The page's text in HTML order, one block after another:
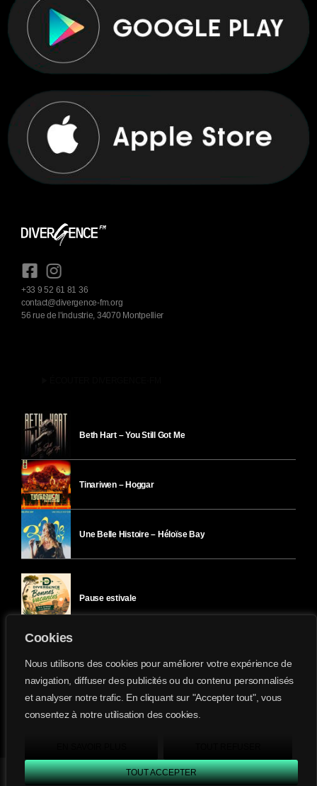
Cookies
Nous utilisons des cookies pour améliorer votre expérience de
navigation, diffuser des publicités ou du contenu personnalisés
et analyser notre trafic. En cliquant sur "Accepter tout", vous
consentez à notre utilisation des cookies.
TOUT ACCEPTER
play_arrow Divergence FM keyboard_arrow_right
+33 9 52 61 81 36
contact@divergence-fm.org
56 rue de l'industrie, 34070 Montpellier
Beth Hart – You Still Got Me
Tinariwen – Hoggar
Une Belle Histoire – Héloïse Bay
Pause estivale
Ici l’Ombre – mardi 28 juillet